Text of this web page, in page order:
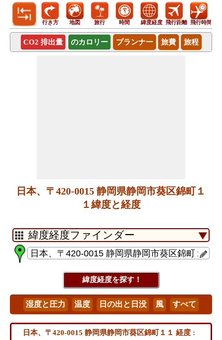
行き方 地図 旅行 時間 緯度経度 飛行距離 飛行時間
CO2 排出量 のカロリー プランナー 旅費 旅程
日本、〒420-0015 静岡県静岡市葵区錦町１
１緯度と経度
日本、〒420-0015 静岡県静岡市葵区錦町１１ 経度 :